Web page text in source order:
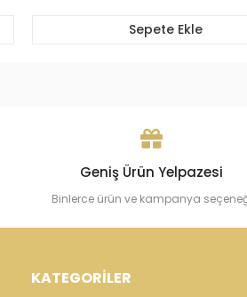
Sepete Ekle
Geniş Ürün Yelpazesi
Binlerce ürün ve kampanya
KATEGORİLER